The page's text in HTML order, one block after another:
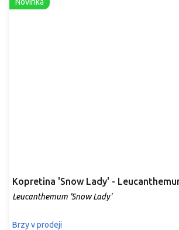
Kopretina 'Snow Lady' -
Leucanthemum 'Snow Lady'
Brzy v prodeji